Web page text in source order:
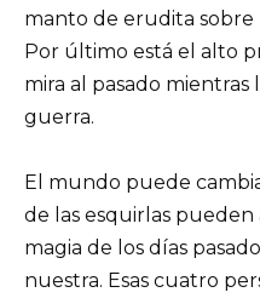
manto de erudita sobre
Por último está el alto
mira al pasado
guerra.
El mundo puede
de las esquirlas
magia de los días
nuestra. Esas cuatro